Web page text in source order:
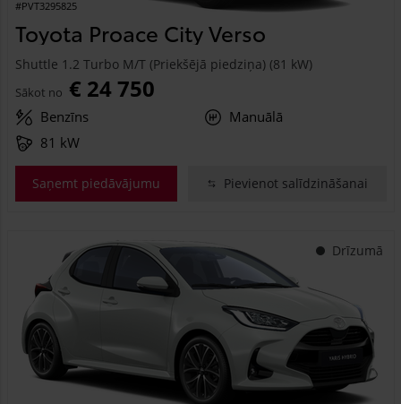
#PVT3295825
Toyota Proace City Verso
Shuttle 1.2 Turbo M/T (Priekšējā piedziņa) (81 kW)
Sākot no € 24 750
Benzīns
Manuālā
81 kW
Saņemt piedāvājumu Pievienot salīdzināšanai
Drīzumā